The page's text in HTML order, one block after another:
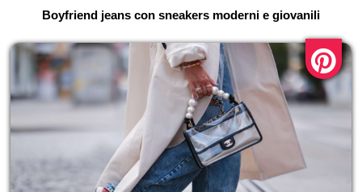
Boyfriend jeans con sneakers moderni e giovanili